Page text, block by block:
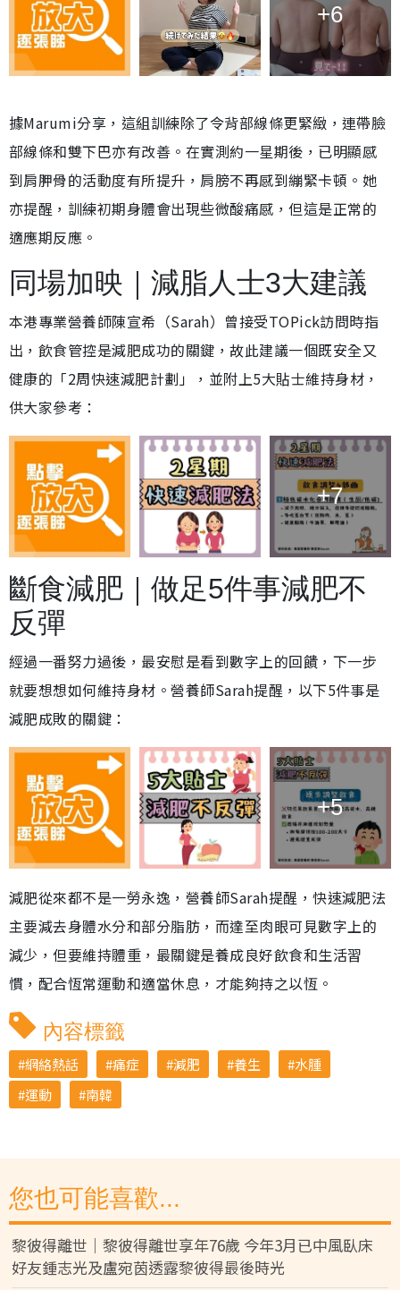
+6
據Marumi分享，這組訓練除了令背部線條更緊緻，連帶臉
部線條和雙下巴亦有改善。在實測約一星期後，已明顯感
到肩胛骨的活動度有所提升，肩膀不再感到繃緊卡頓。她
亦提醒，訓練初期身體會出現些微酸痛感，但這是正常的
適應期反應。
同場加映｜減脂人士3大建議
本港專業營養師陳宣希（Sarah）曾接受TOPick訪問時指
出，飲食管控是減肥成功的關鍵，故此建議一個既安全又
健康的「2周快速減肥計劃」，並附上5大貼士維持身材，
供大家參考：
+7
斷食減肥｜做足5件事減肥不
反彈
經過一番努力過後，最安慰是看到數字上的回饋，下一步
就要想想如何維持身材。營養師Sarah提醒，以下5件事是
減肥成敗的關鍵：
+5
減肥從來都不是一勞永逸，營養師Sarah提醒，快速減肥法
主要減去身體水分和部分脂肪，而達至肉眼可見數字上的
減少，但要維持體重，最關鍵是養成良好飲食和生活習
慣，配合恆常運動和適當休息，才能夠持之以恆。
內容標籤
網絡熱話 痛症 減肥 養生
水腫
運動
南韓
您也可能喜歡...
黎彼得離世｜黎彼得離世享年76歲 今年3月已中風臥床
好友鍾志光及盧宛茵透露黎彼得最後時光